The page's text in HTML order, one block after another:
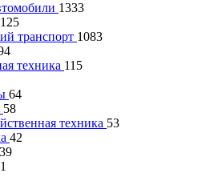
1333
транспорт 1083
техника 115
64
58
техника 53
42
39
1